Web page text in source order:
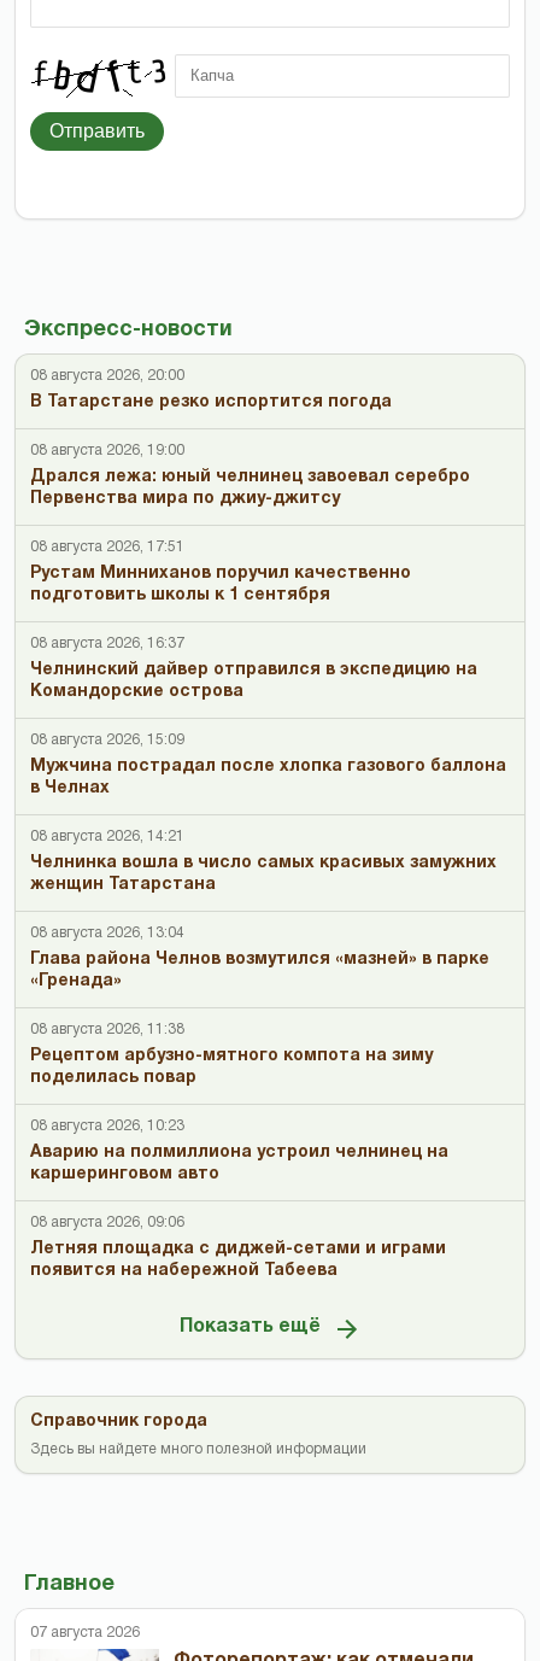
Экспресс-новости
08 августа 2026, 20:00
В Татарстане резко испортится погода
08 августа 2026, 19:00
Дрался лежа: юный челнинец завоевал серебро
Первенства мира по джиу-джитсу
08 августа 2026, 17:51
Рустам Минниханов поручил качественно
подготовить школы к 1 сентября
08 августа 2026, 16:37
Челнинский дайвер отправился в экспедицию на
Командорские острова
08 августа 2026, 15:09
Мужчина пострадал после хлопка газового баллона
в Челнах
08 августа 2026, 14:21
Челнинка вошла в число самых красивых замужних
женщин Татарстана
08 августа 2026, 13:04
Глава района Челнов возмутился «мазней» в парке
«Гренада»
08 августа 2026, 11:38
Рецептом арбузно-мятного компота на зиму
поделилась повар
08 августа 2026, 10:23
Аварию на полмиллиона устроил челнинец на
каршеринговом авто
08 августа 2026, 09:06
Летняя площадка с диджей-сетами и играми
появится на набережной Табеева
Показать ещё
Справочник города
Здесь вы найдете много полезной информации
Главное
07 августа 2026
Отправить